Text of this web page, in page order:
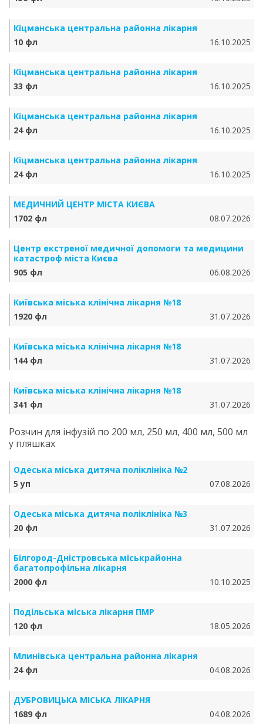
Кіцманська центральна районна лікарня
10 фл
16.10.2025
Кіцманська центральна районна лікарня
33 фл
16.10.2025
Кіцманська центральна районна лікарня
24 фл
16.10.2025
Кіцманська центральна районна лікарня
24 фл
16.10.2025
МЕДИЧНИЙ ЦЕНТР МІСТА КИЄВА
1702 фл
08.07.2026
Центр екстреної медичної допомоги та медицини
катастроф міста Києва
905 фл
06.08.2026
Київська міська клінічна лікарня №18
1920 фл
31.07.2026
Київська міська клінічна лікарня №18
144 фл
31.07.2026
Київська міська клінічна лікарня №18
341 фл
31.07.2026
Розчин для інфузій по 200 мл, 250 мл, 400 мл, 500 мл
у пляшках
Одеська міська дитяча поліклініка №2
5 уп
07.08.2026
Одеська міська дитяча поліклініка №3
20 фл
31.07.2026
Білгород-Дністровська міськрайонна
багатопрофільна лікарня
2000 фл
10.10.2025
Подільська міська лікарня ПМР
120 фл
18.05.2026
Млинівська центральна районна лікарня
24 фл
04.08.2026
ДУБРОВИЦЬКА МІСЬКА ЛІКАРНЯ
1689 фл
04.08.2026